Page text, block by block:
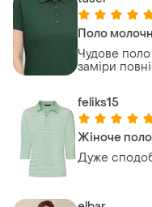
Поло
Чудове
заміри
feliks15
Жіноче
Дуже